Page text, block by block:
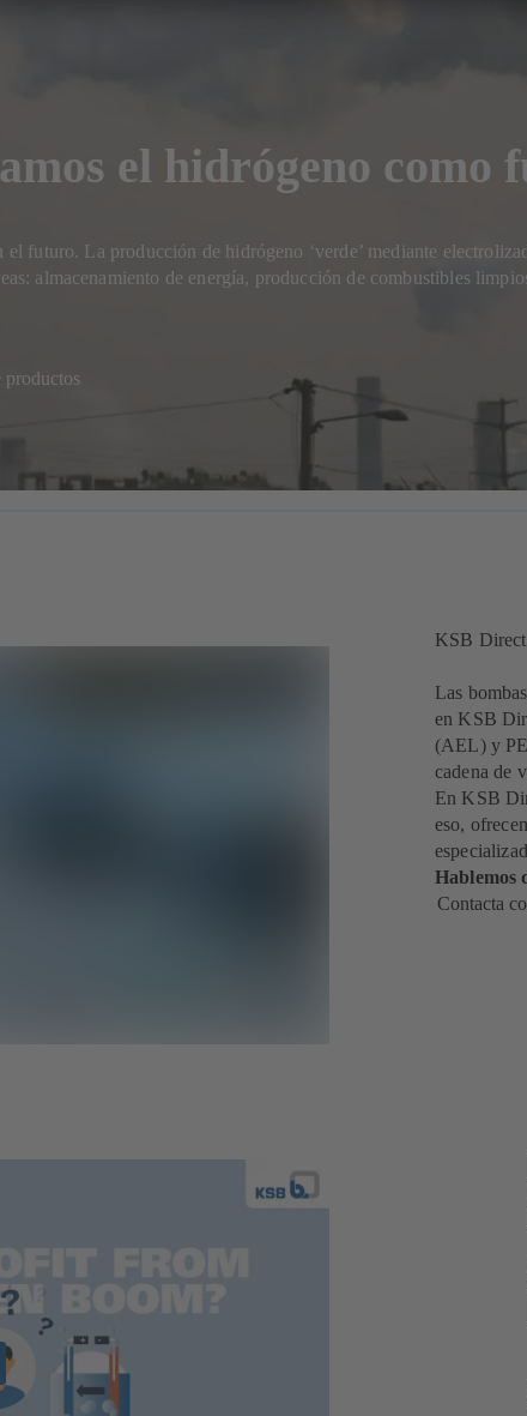
el hidrógeno como
futuro. La producción de hidrógeno ‘verde’ mediante
almacenamiento de energía, producción de combustibles
productos
KSB
Las
en KSB
(AEL) y
cadena de
En KSB
eso,
Hablemos
Contacta